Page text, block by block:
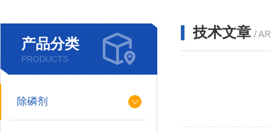
产品分类
PRODUCTS
除磷剂
技术文章 /